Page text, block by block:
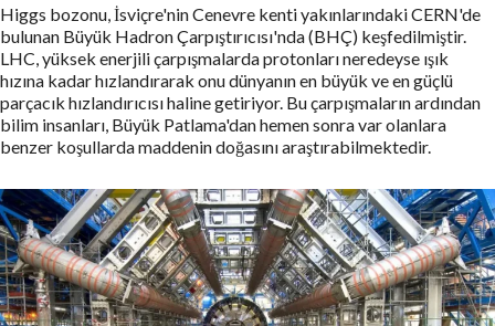
Higgs bozonu, İsviçre'nin Cenevre kenti yakınlarındaki CERN'de
bulunan Büyük Hadron Çarpıştırıcısı'nda (BHÇ) keşfedilmiştir.
LHC, yüksek enerjili çarpışmalarda protonları neredeyse ışık
hızına kadar hızlandırarak onu dünyanın en büyük ve en güçlü
parçacık hızlandırıcısı haline getiriyor. Bu çarpışmaların ardından
bilim insanları, Büyük Patlama'dan hemen sonra var olanlara
benzer koşullarda maddenin doğasını araştırabilmektedir.